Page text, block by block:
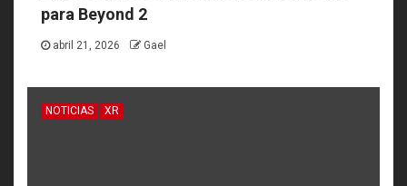
para Beyond 2
abril 21, 2026 Gael
NOTICIAS XR